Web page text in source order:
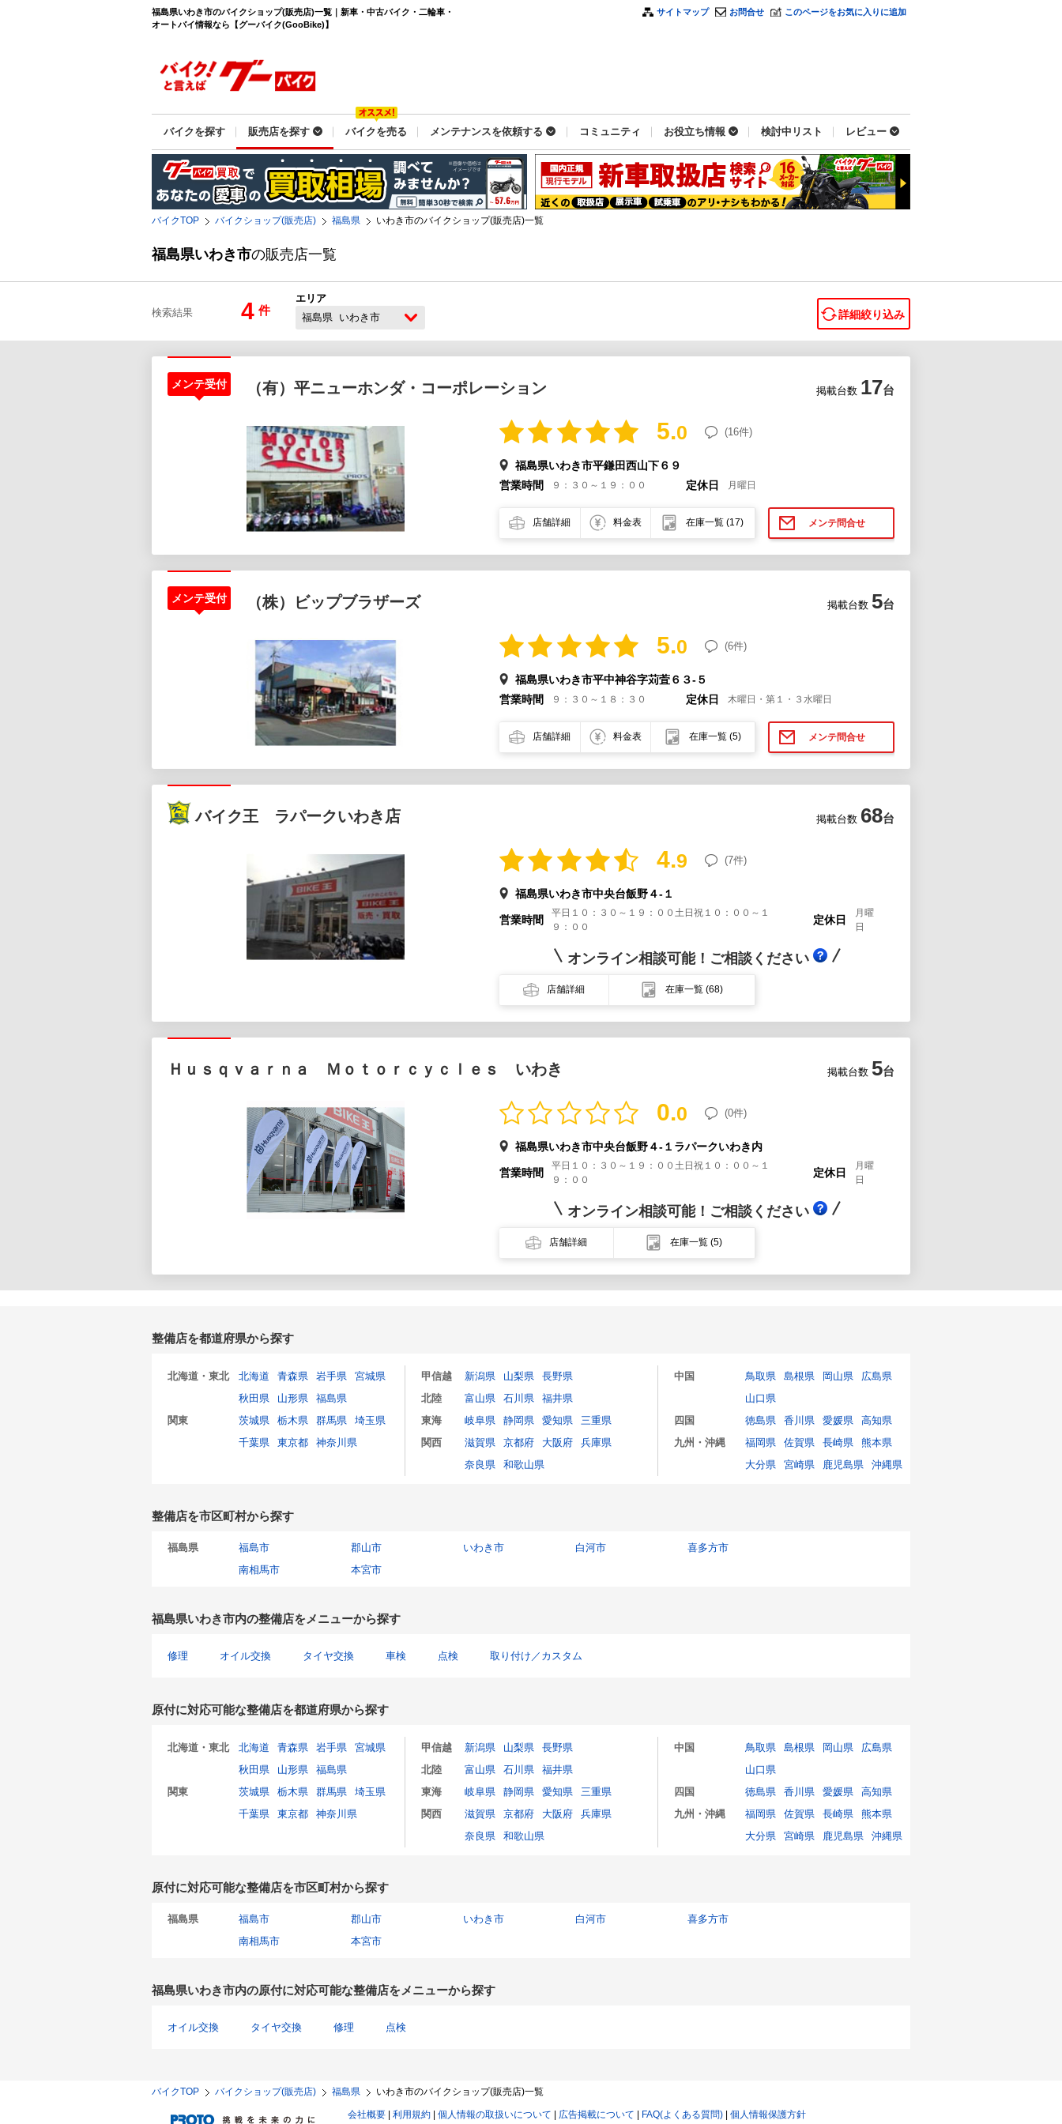
福島県いわき市のバイクショップ(販売店)一覧｜新車・中古バイク・二輪車・
オートバイ情報なら【グーバイク(GooBike)】
サイトマップ お問合せ このページをお気に入りに追加
バイクを探す 販売店を探す バイクを売る メンテナンスを依頼する コミュニティ お役立ち情報 検討中リスト レビュー
バイクTOP バイクショップ(販売店) 福島県 いわき市のバイクショップ(販売店)一覧
福島県いわき市の販売店一覧
検索結果 4 件
エリア
福島県 いわき市 詳細絞り込み
メンテ受付 （有）平ニューホンダ・コーポレーション 掲載台数 17台
5.0 (16件)
福島県いわき市平鎌田西山下６９
営業時間
９：３０～１９：００ 定休日 月曜日
メンテ問合せ
店舗詳細 料金表 在庫一覧 (17)
メンテ受付 （株）ビップブラザーズ 掲載台数 5台
5.0 (6件)
福島県いわき市平中神谷字苅萓６３-５
営業時間
９：３０～１８：３０ 定休日 木曜日・第１・３水曜日
メンテ問合せ
店舗詳細 料金表 在庫一覧 (5)
バイク王 ラパークいわき店 掲載台数 68台
4.9 (7件)
福島県いわき市中央台飯野４-１
営業時間
平日１０：３０～１９：００土日祝１０：００～１
９：００
定休日
月曜
日
オンライン相談可能！ご相談ください
店舗詳細 在庫一覧 (68)
Ｈｕｓｑｖａｒｎａ Ｍｏｔｏｒｃｙｃｌｅｓ いわき 掲載台数 5台
0.0 (0件)
福島県いわき市中央台飯野４-１ラパークいわき内
営業時間
平日１０：３０～１９：００土日祝１０：００～１
９：００
定休日
月曜
日
オンライン相談可能！ご相談ください
店舗詳細 在庫一覧 (5)
整備店を都道府県から探す
北海道・東北 北海道 青森県 岩手県
宮城県
秋田県
山形県
福島県
関東
茨城県 栃木県 群馬県
埼玉県
千葉県
東京都 神奈川県
甲信越 新潟県 山梨県
長野県
北陸
富山県 石川県
福井県
東海
岐阜県 静岡県 愛知県
三重県
関西
滋賀県 京都府 大阪府
兵庫県
奈良県
和歌山県
中国 鳥取県 島根県 岡山県
広島県
山口県
四国
徳島県 香川県 愛媛県
高知県
九州・沖縄
福岡県 佐賀県 長崎県
熊本県
大分県
宮崎県 鹿児島県 沖縄県
整備店を市区町村から探す
福島県 福島市 郡山市 いわき市 白河市
喜多方市
南相馬市
本宮市
福島県いわき市内の整備店をメニューから探す
修理 オイル交換 タイヤ交換 車検 点検 取り付け／カスタム
原付に対応可能な整備店を都道府県から探す
北海道・東北 北海道 青森県 岩手県
宮城県
秋田県
山形県
福島県
関東
茨城県 栃木県 群馬県
埼玉県
千葉県
東京都 神奈川県
甲信越 新潟県 山梨県
長野県
北陸
富山県 石川県
福井県
東海
岐阜県 静岡県 愛知県
三重県
関西
滋賀県 京都府 大阪府
兵庫県
奈良県
和歌山県
中国 鳥取県 島根県 岡山県
広島県
山口県
四国
徳島県 香川県 愛媛県
高知県
九州・沖縄
福岡県 佐賀県 長崎県
熊本県
大分県
宮崎県 鹿児島県 沖縄県
原付に対応可能な整備店を市区町村から探す
福島県 福島市 郡山市 いわき市 白河市
喜多方市
南相馬市
本宮市
福島県いわき市内の原付に対応可能な整備店をメニューから探す
オイル交換 タイヤ交換 修理 点検
バイクTOP バイクショップ(販売店) 福島県 いわき市のバイクショップ(販売店)一覧
会社概要 利用規約 個人情報の取扱いについて 広告掲載について FAQ(よくある質問)
個人情報保護方針